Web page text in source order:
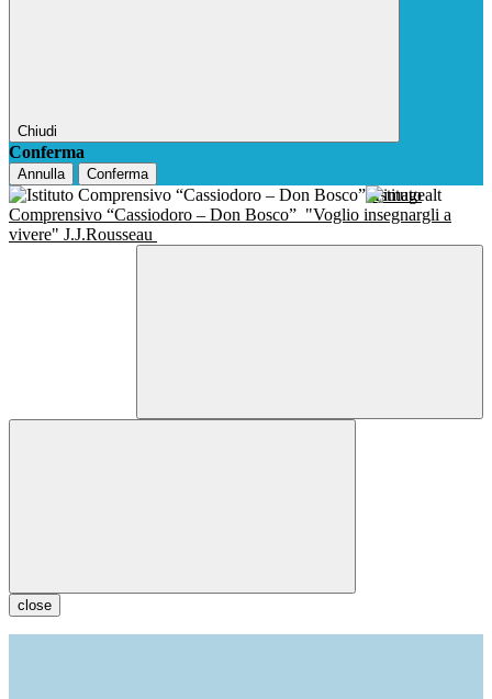
Chiudi
Conferma
Annulla Conferma
Istituto
Comprensivo “Cassiodoro – Don Bosco” "Voglio insegnargli a
vivere" J.J.Rousseau
close